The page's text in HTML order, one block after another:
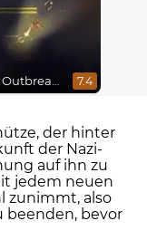
Zombie Outbreak Arena 7.4
der hinter
der Nazi-
auf ihn zu
jedem neuen
zunimmt, also
beenden, bevor